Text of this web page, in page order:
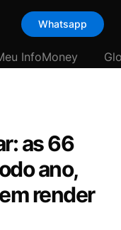
Whatsapp
InfoMoney
as 66
ano,
render